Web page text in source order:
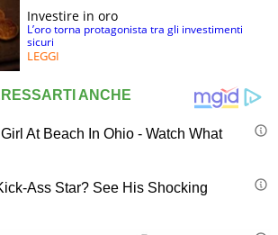
Investire in oro
L’oro torna protagonista tra gli investimenti
sicuri
LEGGI